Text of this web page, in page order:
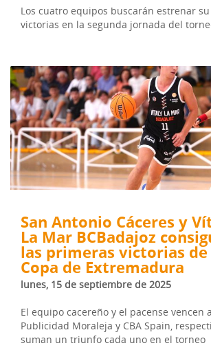
Los cuatro equipos buscarán estrenar
victorias en la segunda jornada del
San Antonio Cáceres y
La Mar BCBadajoz
las primeras victorias de
Copa de Extremadura
lunes, 15 de septiembre de 2025
El equipo cacereño y el pacense vencen
Publicidad Moraleja y CBA Spain,
suman un triunfo cada uno en el torneo